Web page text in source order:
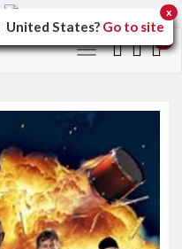
Toggle
United States? Go to site
x